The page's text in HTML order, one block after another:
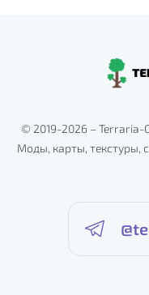
© 2019-2026 – Terraria-
Моды, карты, текстуры,